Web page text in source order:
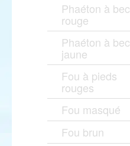
Phaéton à bec
rouge
Phaéton à bec
jaune
Fou à pieds
rouges
Fou masqué
Fou brun